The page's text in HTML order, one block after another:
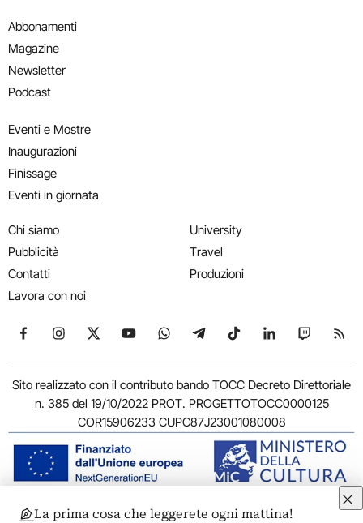
Abbonamenti
Magazine
Newsletter
Podcast
Eventi e Mostre
Inaugurazioni
Finissage
Eventi in giornata
Chi siamo
Pubblicità
Contatti
Lavora con noi
University
Travel
Produzioni
Seguici su Facebook
Seguici su Instagram
Seguici su X
Seguici su YouTube
Seguici su WhatsApp
Seguici su Telegram
Seguici su TikTok
Seguici su
Seguici
Sito realizzato con il contributo bando TOCC Decreto Direttoriale
n. 385 del 19/10/2022 PROT. PROGETTOTOCC0000125
COR15906233 CUPC87J23001080008
© 2011-2026 ARTRIBUNE srl – Corso Vittorio Emanuele II, 287 –
La prima cosa che leggerete ogni mattina!